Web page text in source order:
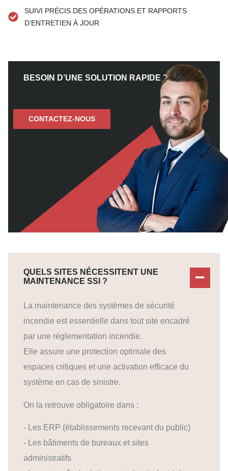
SUIVI PRÉCIS DES OPÉRATIONS ET RAPPORTS
D’ENTRETIEN À JOUR
BESOIN D’UNE SOLUTION RAPIDE ?
CONTACTEZ-NOUS
QUELS SITES NÉCESSITENT UNE
MAINTENANCE SSI ?
La maintenance des systèmes de sécurité
incendie est essentielle dans tout site encadré
par une réglementation incendie.
Elle assure une protection optimale des
espaces critiques et une activation efficace du
système en cas de sinistre.
On la retrouve obligatoire dans :
- Les ERP (établissements recevant du public)
- Les bâtiments de bureaux et sites
administratifs